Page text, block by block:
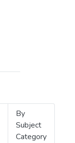
By
Subject
Category